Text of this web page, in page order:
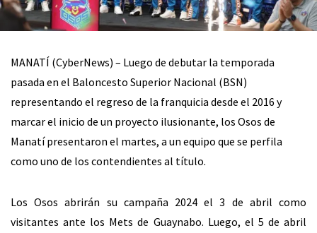
MANATÍ (CyberNews) – Luego de debutar la temporada
pasada en el Baloncesto Superior Nacional (BSN)
representando el regreso de la franquicia desde el 2016 y
marcar el inicio de un proyecto ilusionante, los Osos de
Manatí presentaron el martes, a un equipo que se perfila
como uno de los contendientes al título.
Los Osos abrirán su campaña 2024 el 3 de abril como
visitantes ante los Mets de Guaynabo. Luego, el 5 de abril